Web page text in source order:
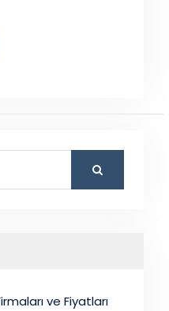
ve Fiyatları